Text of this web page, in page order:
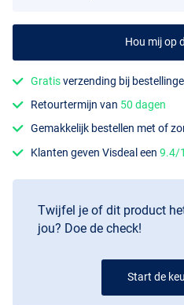
Hou mij op
Gratisverzending bij
Retourtermijn van 50 dagen
Gemakkelijk bestellen met of
Klanten geven Visdeal een9.4/
Twijfel je of dit product
jou? Doe de check!
Start de